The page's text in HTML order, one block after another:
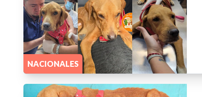
NACIONALES